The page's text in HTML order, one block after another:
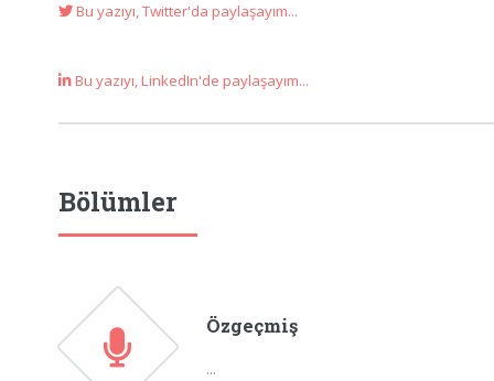
Bu yazıyı, Twitter'da paylaşayım...
Bu yazıyı, LinkedIn'de paylaşayım...
Bölümler
Özgeçmiş
...